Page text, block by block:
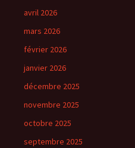
avril 2026
mars 2026
février 2026
janvier 2026
décembre 2025
novembre 2025
octobre 2025
septembre 2025